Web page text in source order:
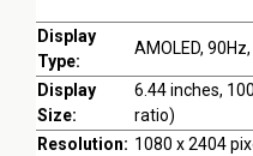
Display
Type:
AMOLED,
Display
Size:
6.44 inches,
ratio)
Resolution: 1080 x 2404